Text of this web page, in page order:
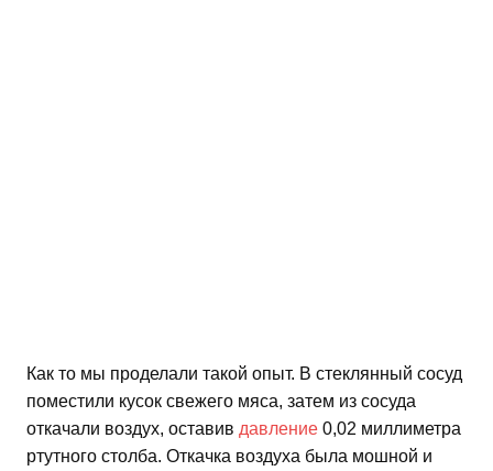
Как то мы проделали такой опыт. В стеклянный сосуд
поместили кусок свежего мяса, затем из сосуда
откачали воздух, оставив давление 0,02 миллиметра
ртутного столба. Откачка воздуха была мошной и